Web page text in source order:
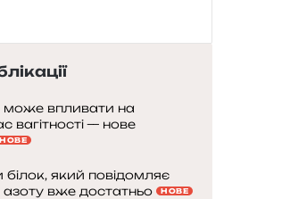
може впливати на
вагітності — нове
НОВЕ
білок, який повідомляє
вже достатньо
НОВЕ